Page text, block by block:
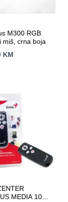
M300 RGB
miš, crna boja
KM
MEDIA 100